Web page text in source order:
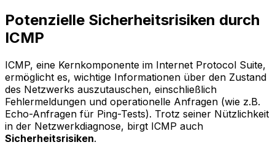
Potenzielle Sicherheitsrisiken durch
ICMP
ICMP, eine Kernkomponente im Internet Protocol Suite,
ermöglicht es, wichtige Informationen über den Zustand
des Netzwerks auszutauschen, einschließlich
Fehlermeldungen und operationelle Anfragen (wie z.B.
Echo-Anfragen für Ping-Tests). Trotz seiner Nützlichkeit
in der Netzwerkdiagnose, birgt ICMP auch
Sicherheitsrisiken.